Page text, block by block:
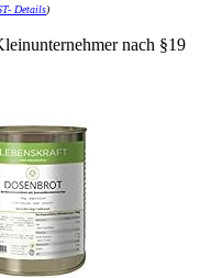
Details)
nach §19